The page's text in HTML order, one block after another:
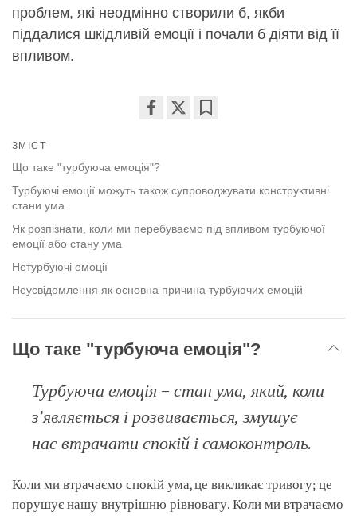
проблем, які неодмінно створили б, якби
піддалися шкідливій емоції і почали б діяти від її
впливом.
facebook
ЗМІСТ
Що таке "турбуюча емоція"?
Турбуючі емоції можуть також супроводжувати конструктивні
стани ума
Як розпізнати, коли ми перебуваємо під впливом турбуючої
емоції або стану ума
Нетурбуючі емоції
Неусвідомлення як основна причина турбуючих емоцій
Що таке "турбуюча емоція"?
Турбуюча емоція – стан ума, який, коли
з’являється і розвивається, змушує
нас втрачати спокій і самоконтроль.
Коли ми втрачаємо спокій ума, це викликає тривогу; це
порушує нашу внутрішню рівновагу. Коли ми втрачаємо